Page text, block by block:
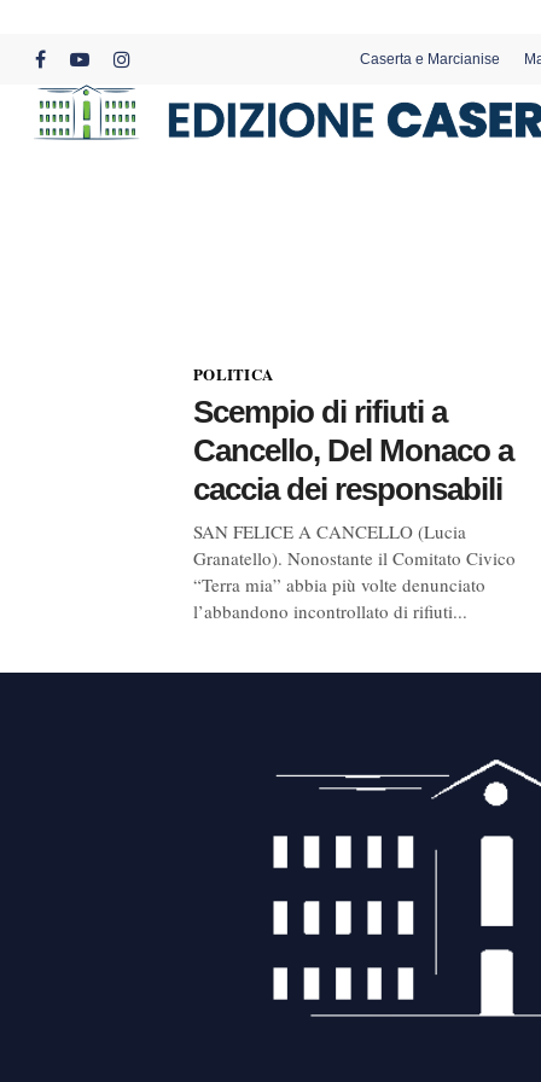
content
facebookyoutubeinstagram
Caserta e Marcianise
POLITICA
Scempio di rifiuti a
Cancello, Del Monaco a
caccia dei responsabili
SAN FELICE A CANCELLO (Lucia
Granatello). Nonostante il Comitato Civico
“Terra mia” abbia più volte denunciato
l’abbandono incontrollato di rifiuti...